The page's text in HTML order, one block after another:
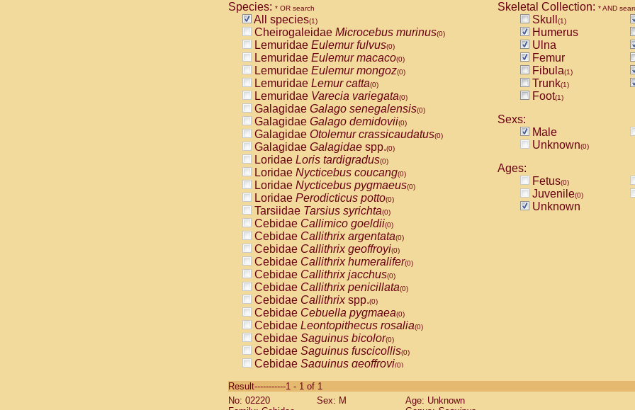
Species: * OR search
All species(1)
Cheirogaleidae Microcebus murinus(0)
Lemuridae Eulemur fulvus(0)
Lemuridae Eulemur macaco(0)
Lemuridae Eulemur mongoz(0)
Lemuridae Lemur catta(0)
Lemuridae Varecia variegata(0)
Galagidae Galago senegalensis(0)
Galagidae Galago demidovii(0)
Galagidae Otolemur crassicaudatus(0)
Galagidae Galagidae spp.(0)
Loridae Loris tardigradus(0)
Loridae Nycticebus coucang(0)
Loridae Nycticebus pygmaeus(0)
Loridae Perodicticus potto(0)
Tarsiidae Tarsius syrichta(0)
Cebidae Callimico goeldii(0)
Cebidae Callithrix argentata(0)
Cebidae Callithrix geoffroyi(0)
Cebidae Callithrix humeralifer(0)
Cebidae Callithrix jacchus(0)
Cebidae Callithrix penicillata(0)
Cebidae Callithrixspp.(0)
Cebidae Cebuella pygmaea(0)
Cebidae Leontopithecus rosalia(0)
Cebidae Saguinus bicolor(0)
Cebidae Saguinus fuscicollis(0)
Cebidae Saguinus geoffroyi(0)
CebidaeSaguinus labiatus(0)
Cebidae Saguinus leucopus (0)
Skeletal Collection: * AND
Skull (1)
Humerus
Ulna
Femur
Fibula(1)
Trunk(1)
Foot(1)
Sexs:
Male
Unknown(0)
Ages:
Fetus(0)
Juvenile(0)
Unknown
Result-----------1 - 1 of 1
No: 02220
Sex: M
Age: Unknown